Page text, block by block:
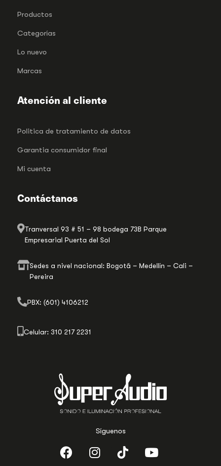
Síguenos
Productos
Categorías
Lo nuevo
Marcas
Atención al cliente
Politica de tratamiento de datos
Garantia consumidor final
Mi cuenta
Contáctanos
Tranversal 93 # 51 – 98 bodega 73B Parque
Empresarial Puerta del Sol
Sedes a nivel nacional: Bogotá – Medellín – Cali –
Pereira
PBX: (601) 4106212
Celular: 310 217 2231